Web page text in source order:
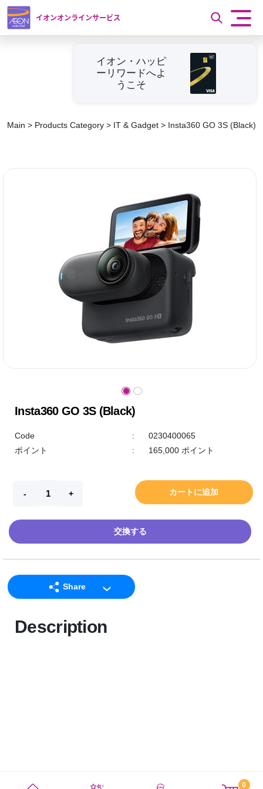
イオンオンラインサービス
イオン・ハッピ
ーリワードへよ
うこそ
Main > Products Category > IT & Gadget > Insta360 GO 3S (Black)
Insta360 GO 3S (Black)
Code :
0230400065
ポイント
: 165,000 ポイント
カートに追加
交換する
Share
Facebook
Description
0